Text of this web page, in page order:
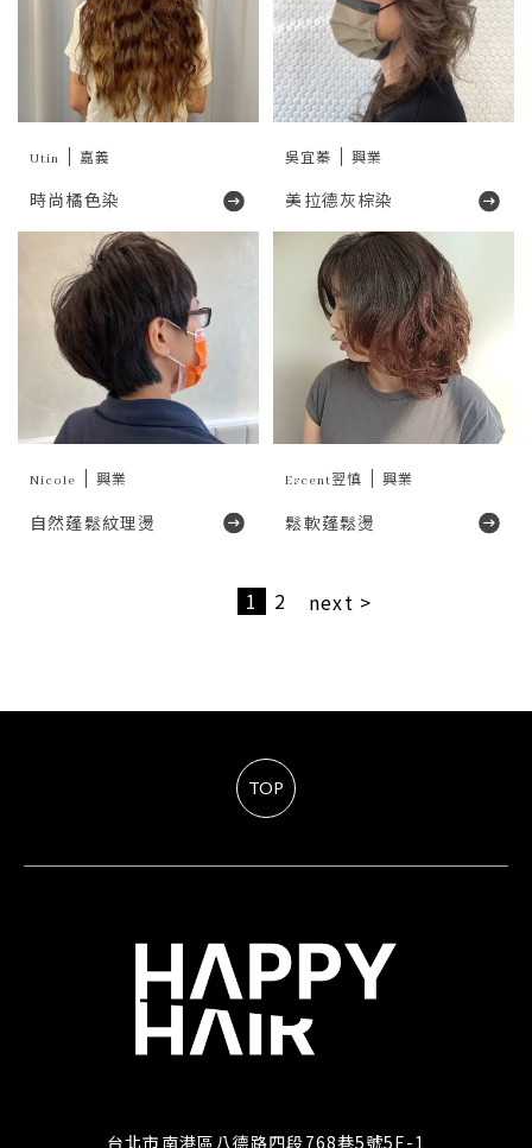
Utin 嘉義
時尚橘色染
吳宜蓁 興業
美拉德灰棕染
Nicole 興業
自然蓬鬆紋理燙
Escent翌慎 興業
鬆軟蓬鬆燙
1 2 next >
TOP
台北市南港區八德路四段768巷5號5F-1